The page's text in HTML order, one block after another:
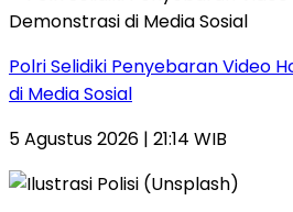
Polri Selidiki Penyebaran Video
di Media Sosial
5 Agustus 2026 | 21:14 WIB